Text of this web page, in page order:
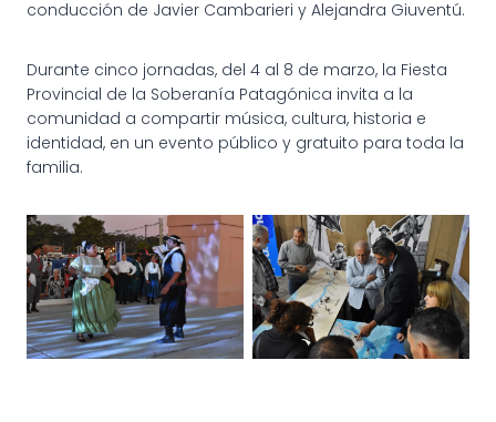
conducción de Javier Cambarieri y Alejandra Giuventú.
Durante cinco jornadas, del 4 al 8 de marzo, la Fiesta
Provincial de la Soberanía Patagónica invita a la
comunidad a compartir música, cultura, historia e
identidad, en un evento público y gratuito para toda la
familia.